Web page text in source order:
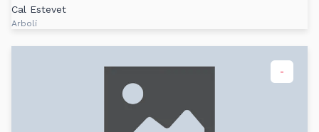
Cal Estevet
Arbolí
-